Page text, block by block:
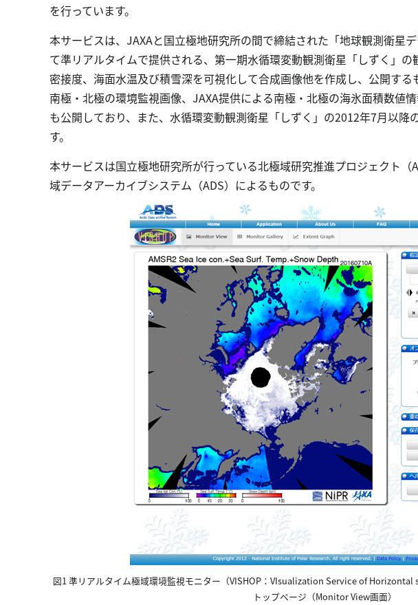
を行っています。
本サービスは、JAXAと国立極地研究所の間で締結された「地球観測衛星
て準リアルタイムで提供される、第一期水循環変動観測衛星「しずく」
密接度、海面水温及び積雪深を可視化して合成画像他を作成し、公開す
南極・北極の環境監視画像、JAXA提供による南極・北極の海氷面積数値
も公開しており、また、水循環変動観測衛星「しずく」の2012年7月以降
す。
本サービスは国立極地研究所が行っている北極域研究推進プロジェクト（
域データアーカイブシステム（ADS）によるものです。
図1 準リアルタイム極域環境監視モニター（VISHOP：VIsualization Service of
トップページ（Monitor View画面）